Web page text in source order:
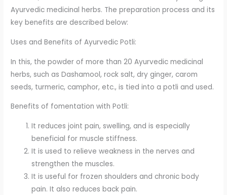
Ayurvedic medicinal herbs. The preparation process and its
key benefits are described below:
Uses and Benefits of Ayurvedic Potli:
In this, the powder of more than 20 Ayurvedic medicinal
herbs, such as Dashamool, rock salt, dry ginger, carom
seeds, turmeric, camphor, etc., is tied into a potli and used.
Benefits of fomentation with Potli:
It reduces joint pain, swelling, and is especially
beneficial for muscle stiffness.
It is used to relieve weakness in the nerves and
strengthen the muscles.
It is useful for frozen shoulders and chronic body
pain. It also reduces back pain.